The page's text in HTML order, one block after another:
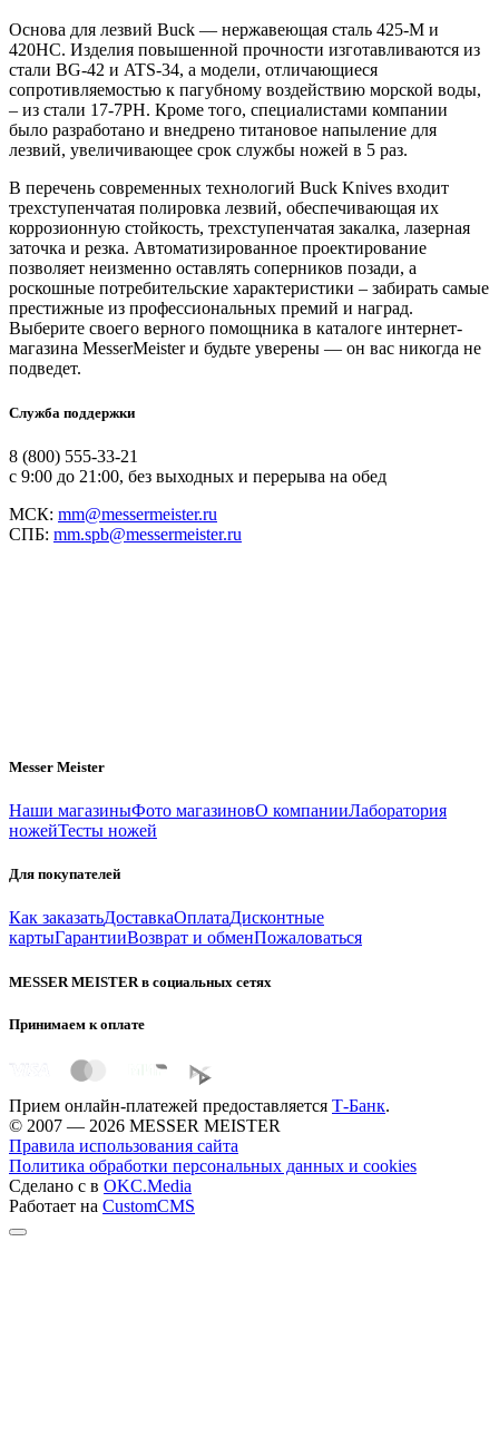
Основа для лезвий Buck — нержавеющая сталь 425-М и
420HC. Изделия повышенной прочности изготавливаются из
стали BG-42 и ATS-34, а модели, отличающиеся
сопротивляемостью к пагубному воздействию морской воды,
– из стали 17-7PH. Кроме того, специалистами компании
было разработано и внедрено титановое напыление для
лезвий, увеличивающее срок службы ножей в 5 раз.
В перечень современных технологий Buck Knives входит
трехступенчатая полировка лезвий, обеспечивающая их
коррозионную стойкость, трехступенчатая закалка, лазерная
заточка и резка. Автоматизированное проектирование
позволяет неизменно оставлять соперников позади, а
роскошные потребительские характеристики – забирать самые
престижные из профессиональных премий и наград.
Выберите своего верного помощника в каталоге интернет-
магазина MesserMeister и будьте уверены — он вас никогда не
подведет.
Служба поддержки
8 (800) 555-33-21
с 9:00 до 21:00, без выходных и перерыва на обед
МСК: mm@messermeister.ru
СПБ: mm.spb@messermeister.ru
Messer Meister
Наши магазиныФото магазиновО компанииЛаборатория
ножейТесты ножей
Для покупателей
Как заказатьДоставкаОплатаДисконтные
картыГарантииВозврат и обменПожаловаться
MESSER MEISTER в социальных сетях
Принимаем к оплате
Прием онлайн-платежей предоставляется Т-Банк.
© 2007 — 2026 MESSER MEISTER
Правила использования сайта
Политика обработки персональных данных и cookies
Сделано с в OKC.Media
Работает на CustomCMS